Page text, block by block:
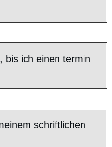
bis ich einen termin
schriftlichen